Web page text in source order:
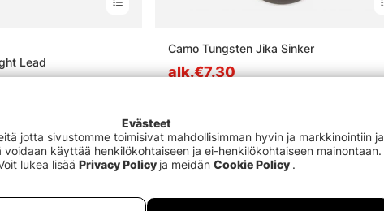
Lead
Camo Tungsten Jika Sinker
alk.€7.30
Evästeet
jotta sivustomme toimisivat mahdollisimman hyvin ja markkinointiin ja
voidaan käyttää henkilökohtaiseen ja ei-henkilökohtaiseen mainontaan.
lukea lisää Privacy Policy ja meidän Cookie Policy .